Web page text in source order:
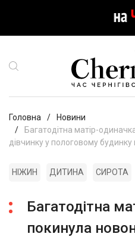
Головна
Новини
Багатодітна матір-
дівчинку у пологовому будинку
НІЖИН ДИТИНА СИРОТА
Багатодітна
покинула